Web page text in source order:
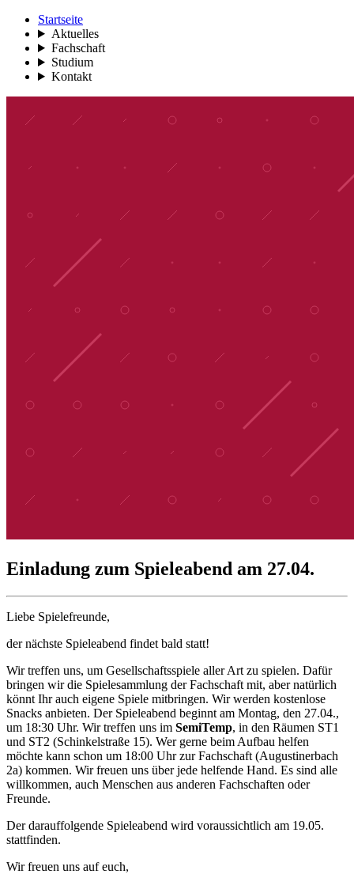
Startseite
Aktuelles
Fachschaft
Studium
Kontakt
Einladung zum Spieleabend am 27.04.
Liebe Spielefreunde,
der nächste Spieleabend findet bald statt!
Wir treffen uns, um Gesellschaftsspiele aller Art zu spielen. Dafür
bringen wir die Spielesammlung der Fachschaft mit, aber natürlich
könnt Ihr auch eigene Spiele mitbringen. Wir werden kostenlose
Snacks anbieten. Der Spieleabend beginnt am Montag, den 27.04.,
um 18:30 Uhr. Wir treffen uns im SemiTemp, in den Räumen ST1
und ST2 (Schinkelstraße 15). Wer gerne beim Aufbau helfen
möchte kann schon um 18:00 Uhr zur Fachschaft (Augustinerbach
2a) kommen. Wir freuen uns über jede helfende Hand. Es sind alle
willkommen, auch Menschen aus anderen Fachschaften oder
Freunde.
Der darauffolgende Spieleabend wird voraussichtlich am 19.05.
stattfinden.
Wir freuen uns auf euch,